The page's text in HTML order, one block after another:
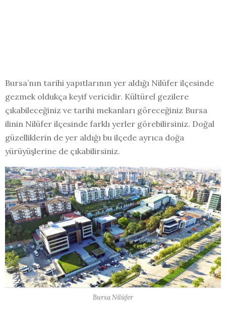
Bursa’nın tarihi yapıtlarının yer aldığı Nilüfer ilçesinde
gezmek oldukça keyif vericidir. Kültürel gezilere
çıkabileceğiniz ve tarihi mekanları göreceğiniz Bursa
ilinin Nilüfer ilçesinde farklı yerler görebilirsiniz. Doğal
güzelliklerin de yer aldığı bu ilçede ayrıca doğa
yürüyüşlerine de çıkabilirsiniz.
Bursa Nilüfer